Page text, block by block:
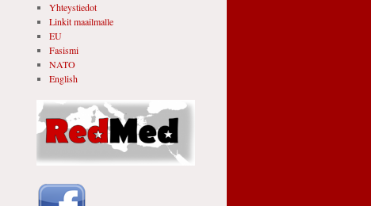
Yhteystiedot
Linkit maailmalle
EU
Fasismi
NATO
English